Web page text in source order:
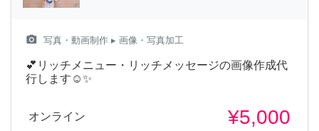
camera_alt 写真・動画制作 ▸ 画像・写真加工
💕リッチメニュー・リッチメッセージの画像作成代
行します☺️✨
オンライン ¥5,000